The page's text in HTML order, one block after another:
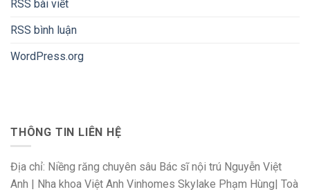
RSS bài viết
RSS bình luận
WordPress.org
THÔNG TIN LIÊN HỆ
Địa chỉ: Niềng răng chuyên sâu Bác sĩ nội trú Nguyễn Việt
Anh | Nha khoa Việt Anh Vinhomes Skylake Phạm Hùng| Toà